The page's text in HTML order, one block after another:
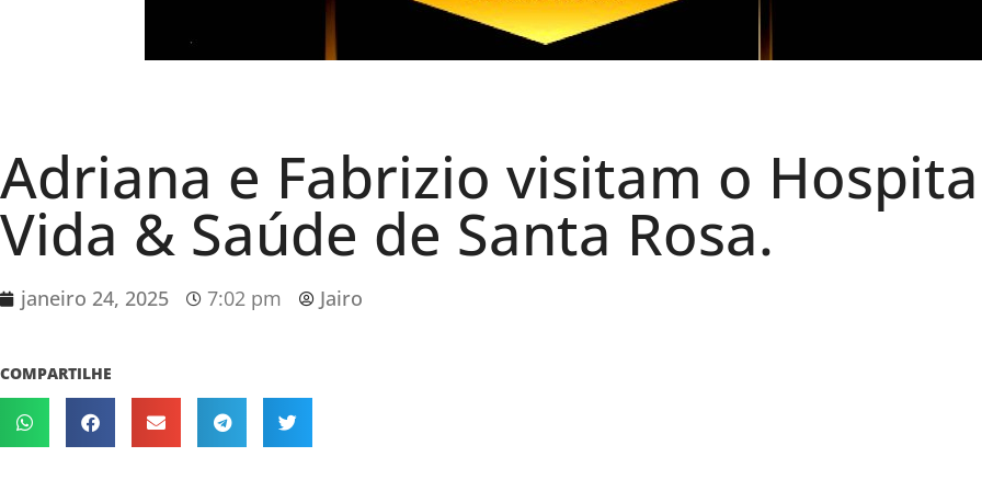
Adriana e Fabrizio visitam o
Vida & Saúde de Santa Rosa.
janeiro 24, 2025 7:02 pm Jairo
COMPARTILHE